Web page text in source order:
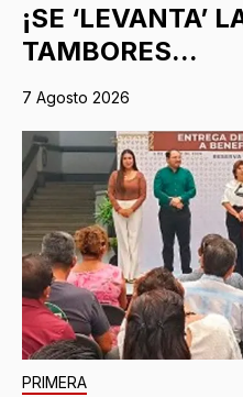
¡SE ‘LEVANTA’
TAMBORES...
7 Agosto 2026
PRIMERA